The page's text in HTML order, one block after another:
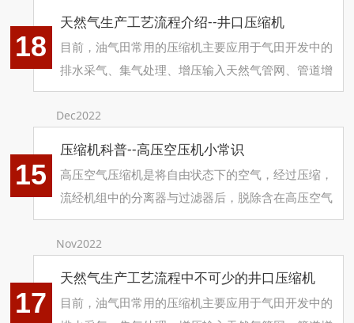
18
天然气生产工艺流程介绍--井口压缩机
目前，油气田常用的压缩机主要应用于气田开发中的
排水采气、集气处理、增压输入天然气管网、管道增
压输送和地下储气库等领域。
Dec2022
15
压缩机科普--高压空压机小常识
高压空气压缩机是将自由状态下的空气，经过压缩，
流经机组中的分离器与过滤器后，脱除含在高压空气
中的水、油份和杂质，使排出的气体清洁无味，气体
质量符合标准，是安全可靠的呼吸空气和高压气源供
Nov2022
17
天然气生产工艺流程中不可少的井口压缩机
目前，油气田常用的压缩机主要应用于气田开发中的